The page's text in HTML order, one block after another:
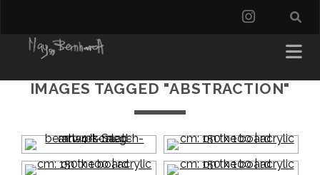
IMAGES TAGGED "ABSTRACTION"